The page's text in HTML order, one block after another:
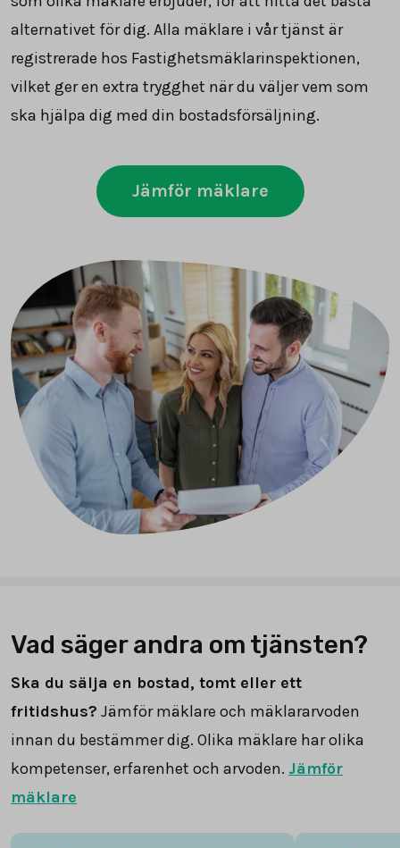
alternativet för dig. Alla mäklare i vår tjänst är
registrerade hos Fastighetsmäklarinspektionen,
vilket ger en extra trygghet när du väljer vem som
ska hjälpa dig med din bostadsförsäljning.
Jämför mäklare
Vad säger andra om tjänsten?
Ska du sälja en bostad, tomt eller ett
fritidshus? Jämför mäklare och mäklararvoden
innan du bestämmer dig. Olika mäklare har olika
kompetenser, erfarenhet och arvoden. Jämför
mäklare